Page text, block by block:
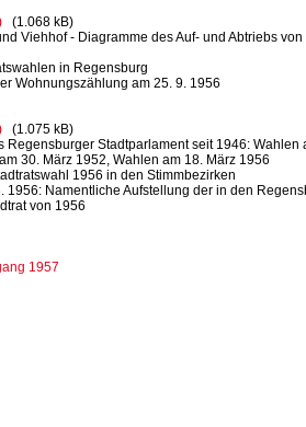
(1.068 kB)
Viehhof - Diagramme des Auf- und Abtriebs
in Regensburg
Wohnungszählung am 25. 9. 1956
(1.075 kB)
Regensburger Stadtparlament seit 1946: Wahlen
30. März 1952, Wahlen am 18. März 1956
1956 in den Stimmbezirken
1956: Namentliche Aufstellung der in den
von 1956
1957